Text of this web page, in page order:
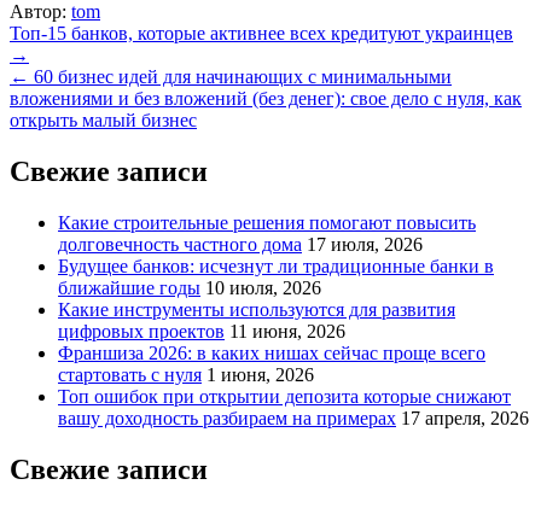
Автор: tom
Навигация
по
записям
Топ-15 банков, которые активнее всех кредитуют украинцев
→
← 60 бизнес идей для начинающих с минимальными
вложениями и без вложений (без денег): свое дело с нуля, как
открыть малый бизнес
Свежие записи
Какие строительные решения помогают повысить
долговечность частного дома 17 июля, 2026
Будущее банков: исчезнут ли традиционные банки в
ближайшие годы 10 июля, 2026
Какие инструменты используются для развития
цифровых проектов 11 июня, 2026
Франшиза 2026: в каких нишах сейчас проще всего
стартовать с нуля 1 июня, 2026
Топ ошибок при открытии депозита которые снижают
вашу доходность разбираем на примерах 17 апреля, 2026
Свежие записи